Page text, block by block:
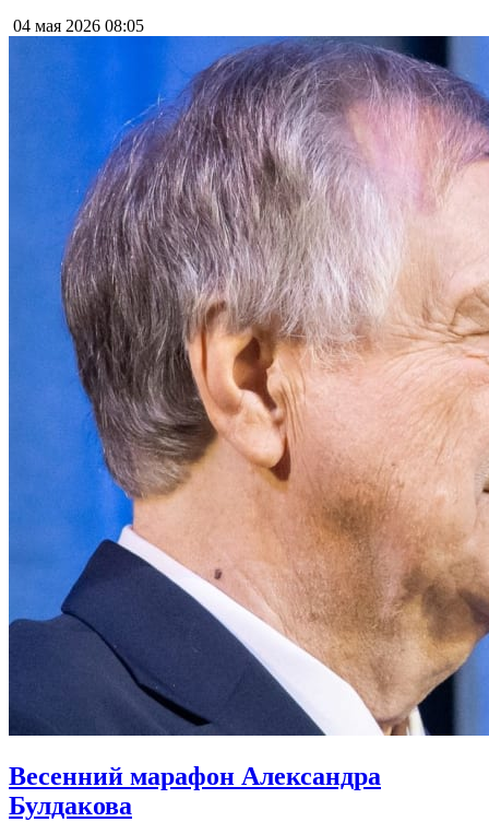
04 мая 2026 08:05
Весенний марафон Александра
Булдакова